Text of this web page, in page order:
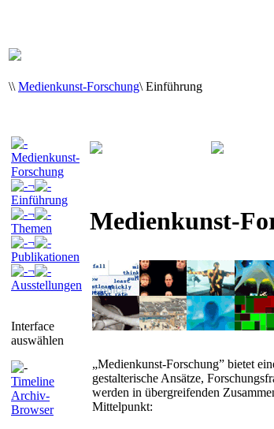
\\ Medienkunst-Forschung\ Einführung
Medienkunst-
Forschung
¬
Einführung
¬
Themen
¬
Publikationen
¬
Ausstellungen
Interface
auswählen
Timeline
Archiv-
Browser
Medienkunst-
„Medienkunst-Forschung” bietet
gestalterische Ansätze,
werden in übergreifenden
Mittelpunkt: